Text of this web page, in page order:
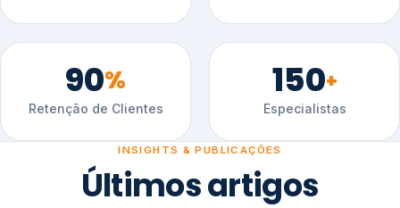
90%
Retenção de Clientes
150+
Especialistas
INSIGHTS & PUBLICAÇÕES
Últimos artigos